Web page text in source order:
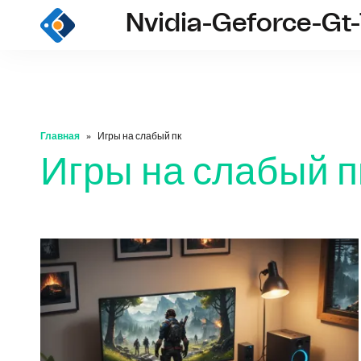
Nvidia-Geforce-
Главная Игры на слабый пк
Игры на слабый